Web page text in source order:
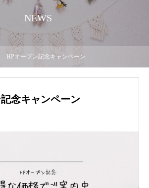
NEWS
HPオープン記念キャンペーン
念キャンペーン